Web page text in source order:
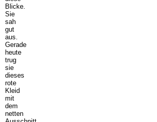
Blicke.
Sie
sah
gut
aus.
Gerade
heute
trug
sie
dieses
rote
Kleid
mit
dem
netten